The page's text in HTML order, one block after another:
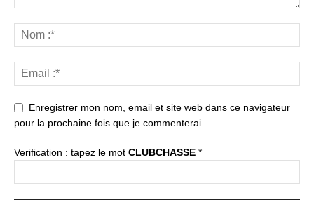
Enregistrer mon nom, email et site web dans ce navigateur
pour la prochaine fois que je commenterai.
Verification : tapez le mot CLUBCHASSE *